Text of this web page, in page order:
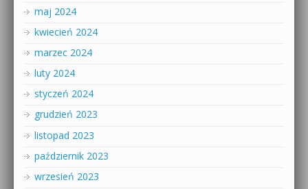
maj 2024
kwiecień 2024
marzec 2024
luty 2024
styczeń 2024
grudzień 2023
listopad 2023
październik 2023
wrzesień 2023